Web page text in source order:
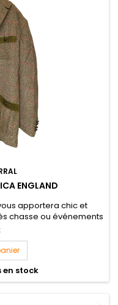
ENGLAND
apportera chic et
chasse ou événements
en stock